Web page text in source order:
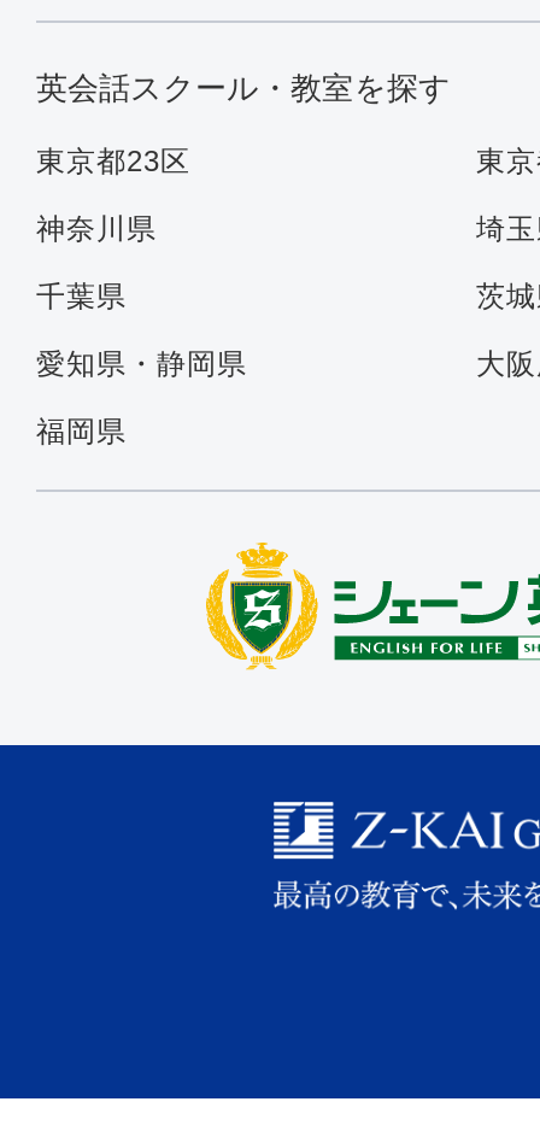
英会話スクール・教室を探す
東京都23区 東
神奈川県 埼
千葉県 茨
愛知県・静岡県 大
福岡県